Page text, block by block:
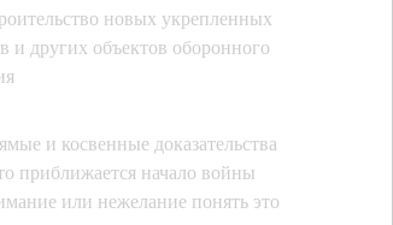
новых укрепленных
и других объектов оборонного
и косвенные доказательства
приближается начало войны
или нежелание понять это